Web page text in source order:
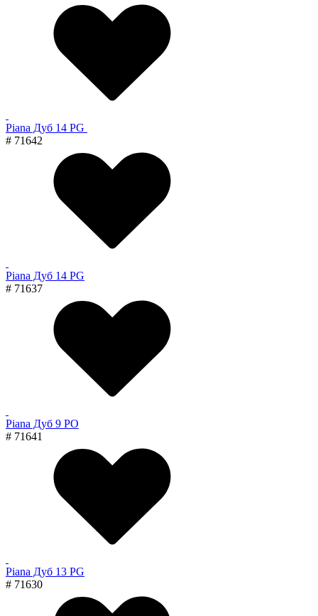
Piana Дуб 14 PG
# 71642
Piana Дуб 14 PG
# 71637
Piana Дуб 9 PO
# 71641
Piana Дуб 13 PG
# 71630